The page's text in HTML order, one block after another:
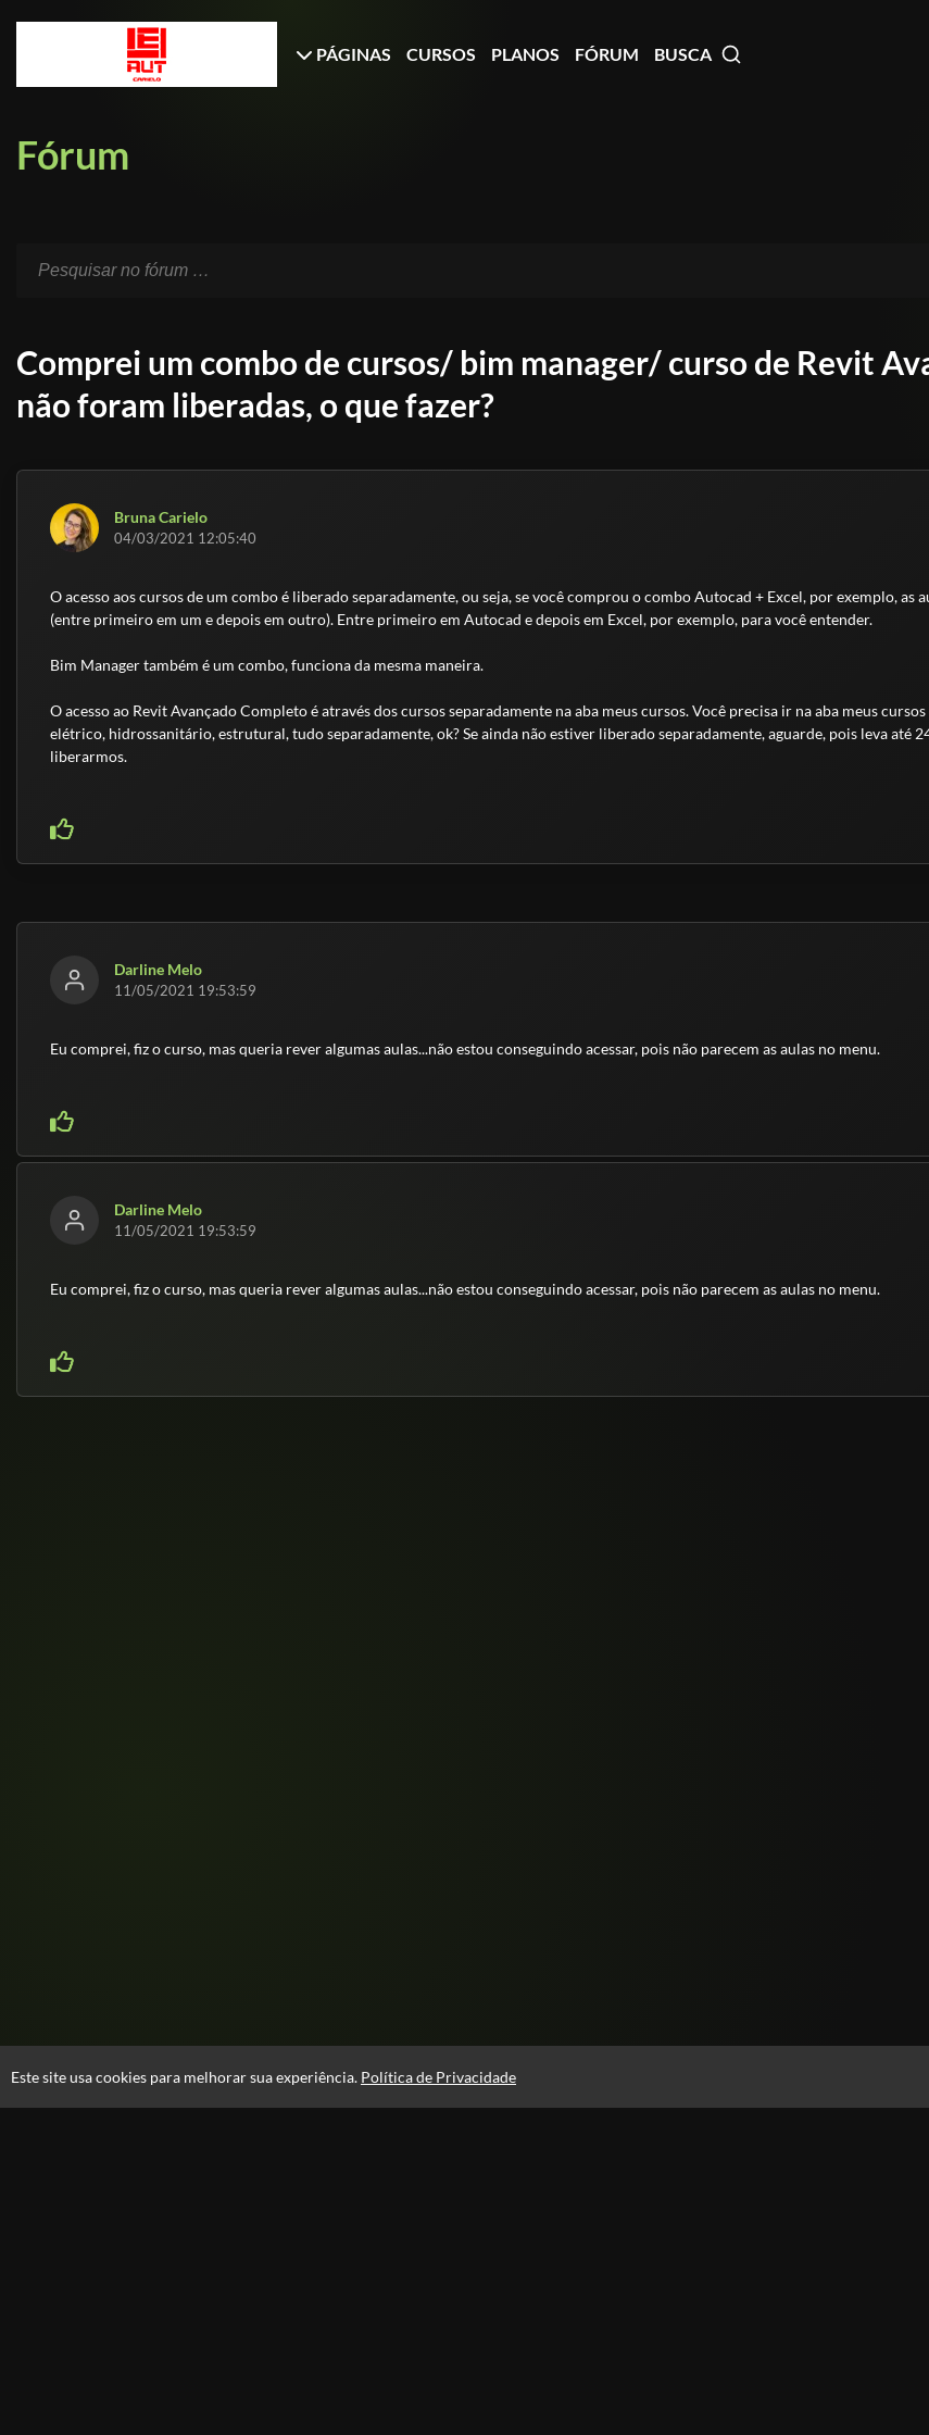
PÁGINAS CURSOS PLANOS FÓRUM BUSCA
Fórum
Comprei um combo de cursos/ bim manager/ curso de Revit
não foram liberadas, o que fazer?
Bruna Carielo
04/03/2021 12:05:40
O acesso aos cursos de um combo é liberado separadamente, ou seja, se você comprou o combo Autocad + Excel, por exemplo, as
(entre primeiro em um e depois em outro). Entre primeiro em Autocad e depois em Excel, por exemplo, para você entender.
Bim Manager também é um combo, funciona da mesma maneira.
O acesso ao Revit Avançado Completo é através dos cursos separadamente na aba meus cursos. Você precisa ir na aba meus
elétrico, hidrossanitário, estrutural, tudo separadamente, ok? Se ainda não estiver liberado separadamente, aguarde, pois leva até
liberarmos.
Darline Melo
11/05/2021 19:53:59
Eu comprei, fiz o curso, mas queria rever algumas aulas...não estou conseguindo acessar, pois não parecem as aulas no menu.
Darline Melo
11/05/2021 19:53:59
Eu comprei, fiz o curso, mas queria rever algumas aulas...não estou conseguindo acessar, pois não parecem as aulas no menu.
Este site usa cookies para melhorar sua experiência. Política de Privacidade